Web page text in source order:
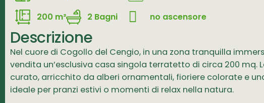
200 m²
2 Bagni
no ascensore
Descrizione
Nel cuore di Cogollo del Cengio, in una zona tranquilla
vendita un’esclusiva casa singola terratetto di circa 200
curato, arricchito da alberi ornamentali, fioriere colorate e
ideale per pranzi estivi o momenti di relax nella natura.